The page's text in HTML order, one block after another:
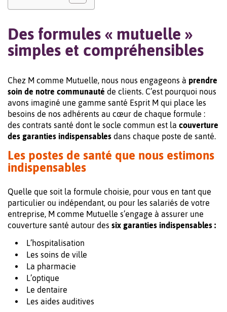
Des formules « mutuelle »
simples et compréhensibles
Chez M comme Mutuelle, nous nous engageons à prendre
soin de notre communauté de clients. C’est pourquoi nous
avons imaginé une gamme santé Esprit M qui place les
besoins de nos adhérents au cœur de chaque formule :
des contrats santé dont le socle commun est la couverture
des garanties indispensables dans chaque poste de santé.
Les postes de santé que nous estimons
indispensables
Quelle que soit la formule choisie, pour vous en tant que
particulier ou indépendant, ou pour les salariés de votre
entreprise, M comme Mutuelle s’engage à assurer une
couverture santé autour des six garanties indispensables :
L’hospitalisation
Les soins de ville
La pharmacie
L’optique
Le dentaire
Les aides auditives